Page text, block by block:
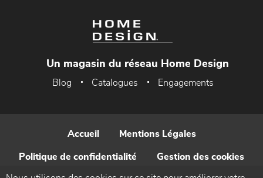
Un magasin du réseau Home Design
Blog Catalogues Engagements
Accueil Mentions Légales
Politique de confidentialité Gestion des cookies